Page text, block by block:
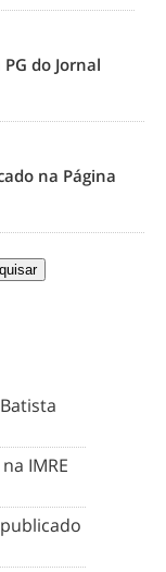
do Jornal
na Página
IMRE